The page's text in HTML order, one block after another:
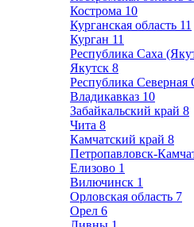
Кострома 10
Курганская область 11
Курган 11
Республика Саха
Якутск 8
Республика
Владикавказ 10
Забайкальский край 8
Чита 8
Камчатский край 8
Петропавловск-
Елизово 1
Вилючинск 1
Орловская область 7
Орел 6